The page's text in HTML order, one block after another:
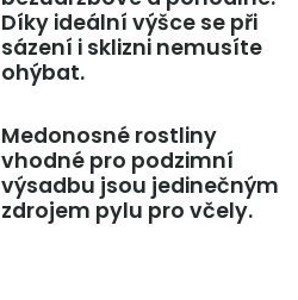
Díky ideální výšce se při
sázení i sklizni nemusíte
ohýbat.
Medonosné rostliny
vhodné pro podzimní
výsadbu jsou jedinečným
zdrojem pylu pro včely.